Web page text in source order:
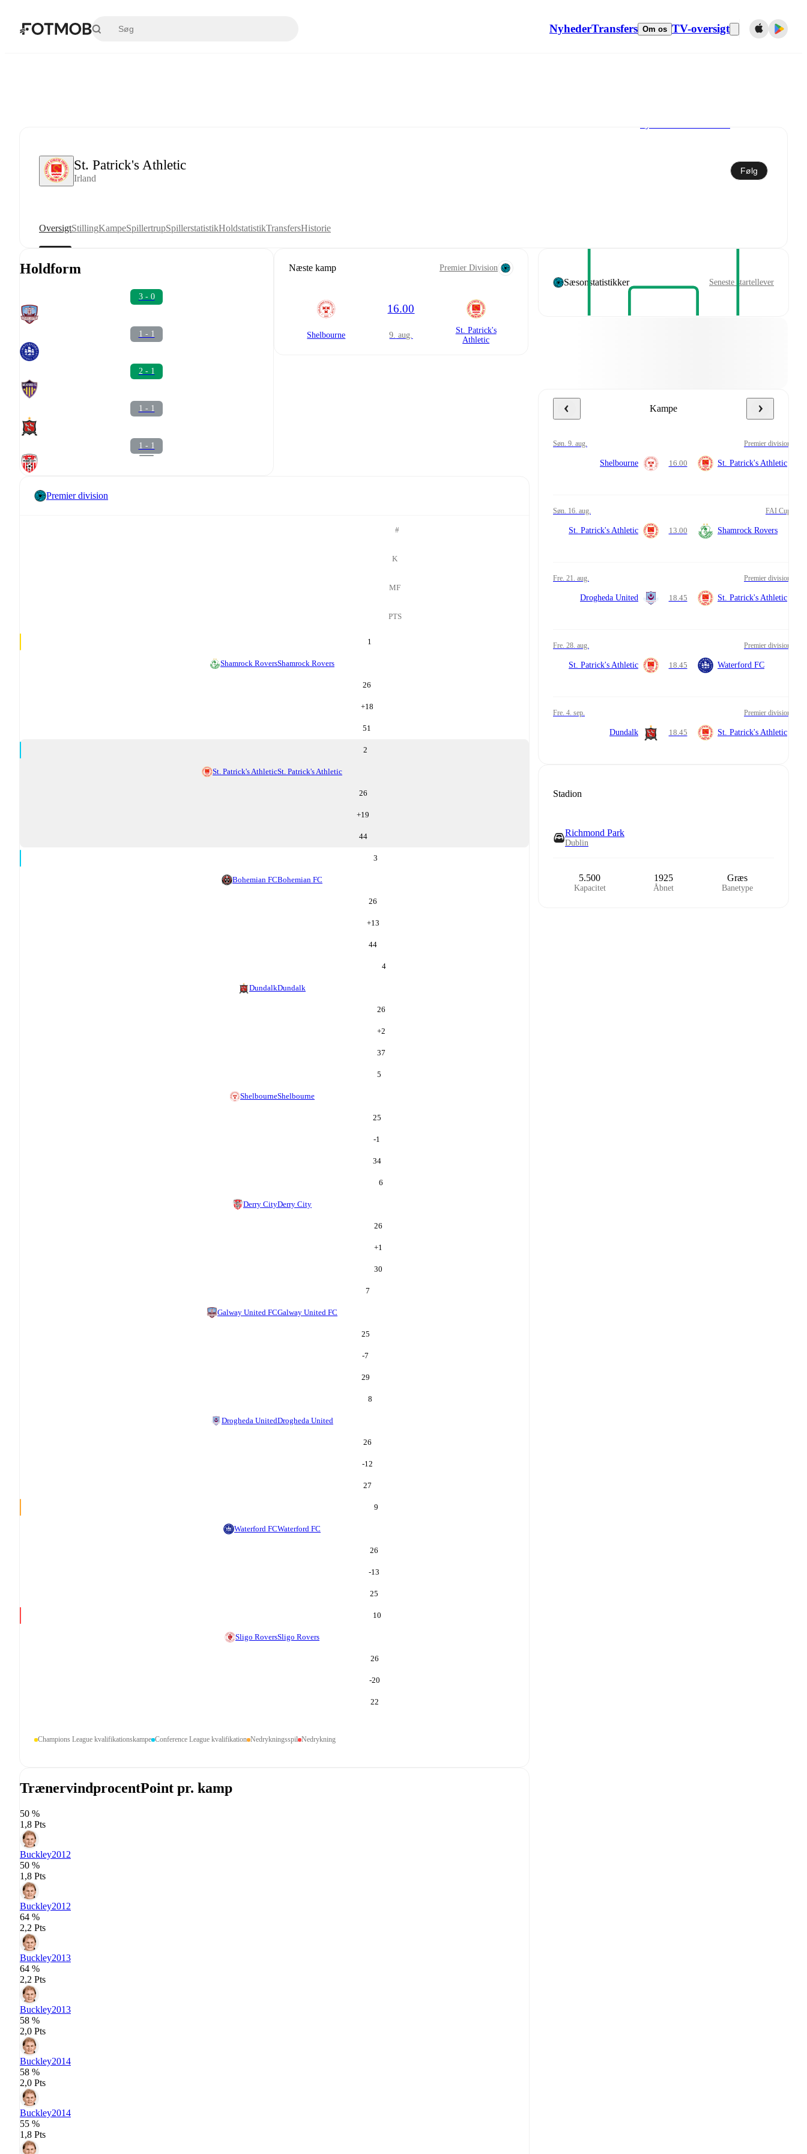
NyhederTransfers Om os TV-oversigt
St. Patrick's Athletic
Irland
Følg
OversigtStillingKampeSpillertrupSpillerstatistikHoldstatistikTransfersHistorie
Holdform
3 - 0
1 - 1
2 - 1
1 - 1
1 - 1
Næste kamp Premier Division
Shelbourne
16.00
9. aug.
St. Patrick's
Athletic
Premier division
#
K
MF
PTS
1
Shamrock RoversShamrock Rovers
26
+18
51
2
St. Patrick's AthleticSt. Patrick's Athletic
26
+19
44
3
Bohemian FCBohemian FC
26
+13
44
4
DundalkDundalk
26
+2
37
5
ShelbourneShelbourne
25
-1
34
6
Derry CityDerry City
26
+1
30
7
Galway United FCGalway United FC
25
-7
29
8
Drogheda UnitedDrogheda United
26
-12
27
9
Waterford FCWaterford FC
26
-13
25
10
Sligo RoversSligo Rovers
26
-20
22
Champions League kvalifikationskampe Conference League kvalifikation Nedrykningsspil Nedrykning
TrænervindprocentPoint pr. kamp
50 %
1,8 Pts
Buckley2012
50 %
1,8 Pts
Buckley2012
64 %
2,2 Pts
Buckley2013
64 %
2,2 Pts
Buckley2013
58 %
2,0 Pts
Buckley2014
58 %
2,0 Pts
Buckley2014
55 %
1,8 Pts
Sæsonstatistikker Seneste startellever
Kampe
søn. 9. aug. Premier division
Shelbourne 16.00 St. Patrick's Athletic
søn. 16. aug. FAI Cup
St. Patrick's Athletic 13.00 Shamrock Rovers
fre. 21. aug. Premier division
Drogheda United 18.45 St. Patrick's Athletic
fre. 28. aug. Premier division
St. Patrick's Athletic 18.45 Waterford FC
fre. 4. sep. Premier division
Dundalk 18.45 St. Patrick's Athletic
Stadion
Richmond Park
Dublin
5.500
Kapacitet
1925
Åbnet
Græs
Banetype